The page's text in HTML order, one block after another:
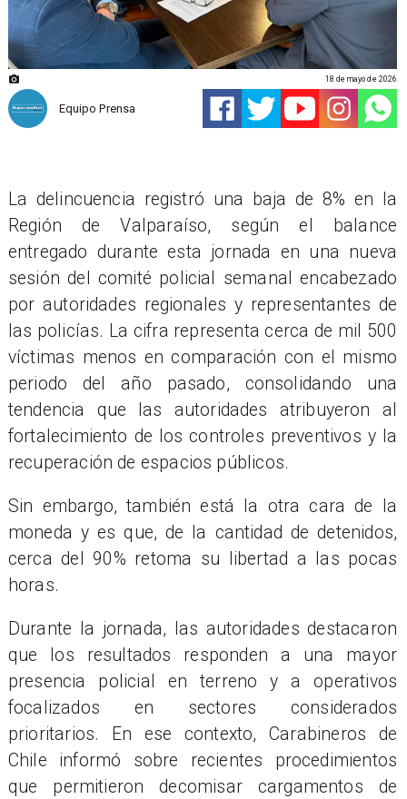
Equipo Prensa
18 de mayo de 2026
La delincuencia registró una baja de 8% en la
Región de Valparaíso, según el balance
entregado durante esta jornada en una nueva
sesión del comité policial semanal encabezado
por autoridades regionales y representantes de
las policías. La cifra representa cerca de mil 500
víctimas menos en comparación con el mismo
periodo del año pasado, consolidando una
tendencia que las autoridades atribuyeron al
fortalecimiento de los controles preventivos y la
recuperación de espacios públicos.
Sin embargo, también está la otra cara de la
moneda y es que, de la cantidad de detenidos,
cerca del 90% retoma su libertad a las pocas
horas.
Durante la jornada, las autoridades destacaron
que los resultados responden a una mayor
presencia policial en terreno y a operativos
focalizados en sectores considerados
prioritarios. En ese contexto, Carabineros de
Chile informó sobre recientes procedimientos
que permitieron decomisar cargamentos de